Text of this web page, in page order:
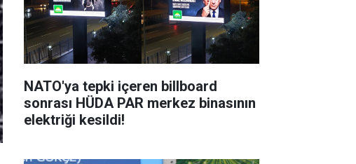
NATO'ya tepki içeren billboard
sonrası HÜDA PAR merkez binasının
elektriği kesildi!